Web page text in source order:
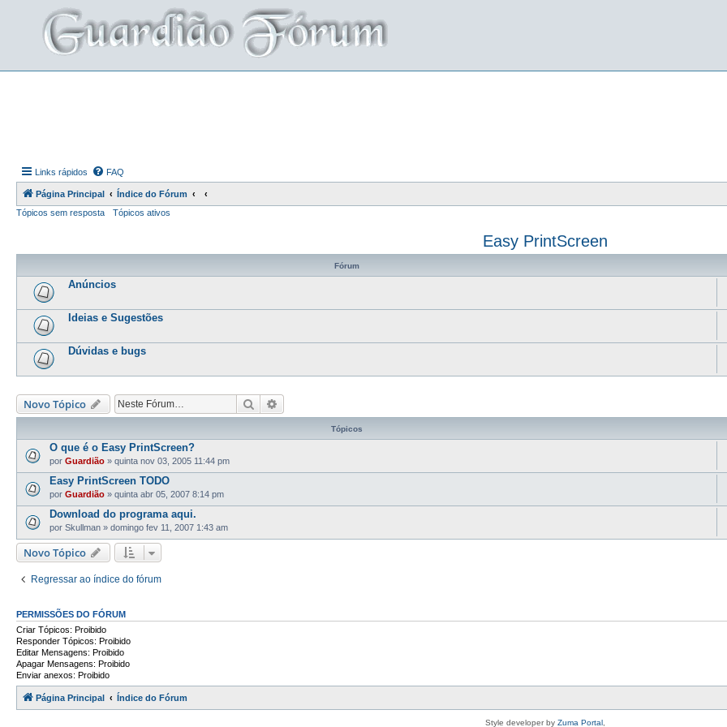
Links rápidos FAQ
Página Principal
Índice do Fórum
Tópicos sem resposta
Tópicos ativos
Easy PrintScreen
Fórum
Anúncios
Ideias e Sugestões
Dúvidas e bugs
Novo Tópico Pesquisar
Tópicos
O que é o Easy PrintScreen?
por Guardião » quinta nov 03, 2005 11:44 pm
Easy PrintScreen TODO
por Guardião » quinta abr 05, 2007 8:14 pm
Download do programa aqui.
por Skullman » domingo fev 11, 2007 1:43 am
Novo Tópico
Regressar ao índice do fórum
PERMISSÕES DO FÓRUM
Criar Tópicos: Proibido
Responder Tópicos: Proibido
Editar Mensagens: Proibido
Apagar Mensagens: Proibido
Enviar anexos: Proibido
Página Principal Índice do Fórum
Style developer by Zuma Portal